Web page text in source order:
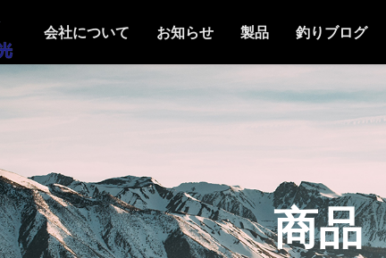
会社について お知らせ 製品 釣りブログ
商品